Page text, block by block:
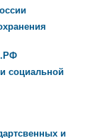
социальной
и